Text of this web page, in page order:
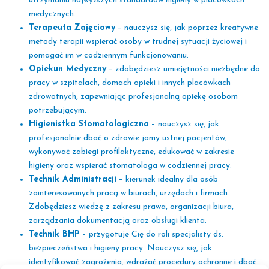
medycznych.
Terapeuta Zajęciowy– nauczysz się, jak poprzez kreatywne
metody terapii wspierać osoby w trudnej sytuacji życiowej i
pomagać im w codziennym funkcjonowaniu.
Opiekun Medyczny– zdobędziesz umiejętności niezbędne do
pracy w szpitalach, domach opieki i innych placówkach
zdrowotnych, zapewniając profesjonalną opiekę osobom
potrzebującym.
Higienistka Stomatologiczna – nauczysz się, jak
profesjonalnie dbać o zdrowie jamy ustnej pacjentów,
wykonywać zabiegi profilaktyczne, edukować w zakresie
higieny oraz wspierać stomatologa w codziennej pracy.
Technik Administracji – kierunek idealny dla osób
zainteresowanych pracą w biurach, urzędach i firmach.
Zdobędziesz wiedzę z zakresu prawa, organizacji biura,
zarządzania dokumentacją oraz obsługi klienta.
Technik BHP – przygotuje Cię do roli specjalisty ds.
bezpieczeństwa i higieny pracy. Nauczysz się, jak
identyfikować zagrożenia, wdrażać procedury ochronne i dbać